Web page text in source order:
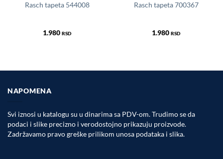
Rasch tapeta 544008
1.980 RSD
Rasch tapeta 700367
1.980 RSD
NAPOMENA
Svi iznosi u katalogu su u dinarima sa PDV-om. Trudimo se da
podaci i slike precizno i verodostojno prikazuju proizvode.
Zadržavamo pravo greške prilikom unosa podataka i slika.